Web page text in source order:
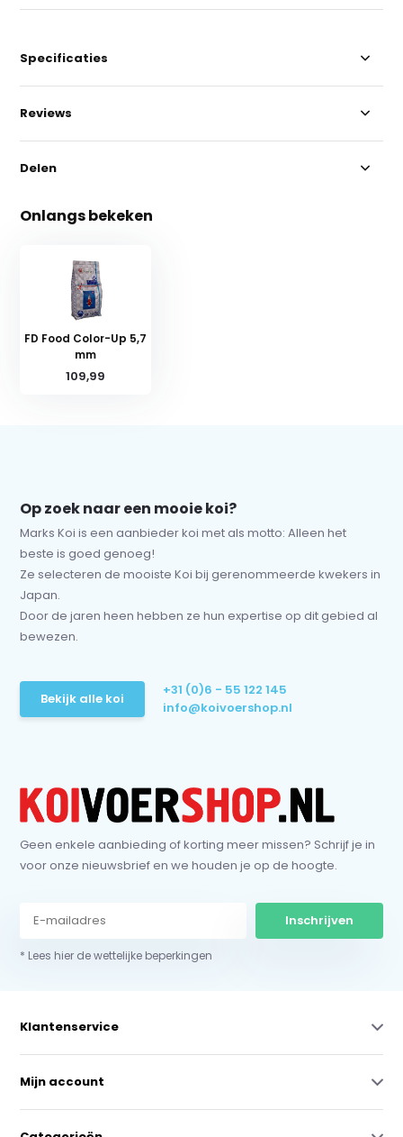
Specificaties
Reviews
Delen
Onlangs bekeken
FD Food Color-Up 5,7
mm
109,99
Op zoek naar een mooie koi?
Marks Koi is een aanbieder koi met als motto: Alleen het
beste is goed genoeg!
Ze selecteren de mooiste Koi bij gerenommeerde kwekers in
Japan.
Door de jaren heen hebben ze hun expertise op dit gebied al
bewezen.
Bekijk alle koi
+31 (0)6 - 55 122 145
info@koivoershop.nl
Geen enkele aanbieding of korting meer missen? Schrijf je in
voor onze nieuwsbrief en we houden je op de hoogte.
Inschrijven
* Lees hier de wettelijke beperkingen
Klantenservice
Mijn account